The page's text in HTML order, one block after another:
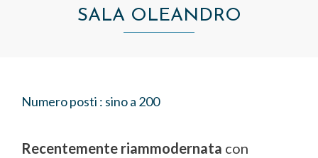
SALA OLEANDRO
Numero posti : sino a 200
Recentemente riammodernata con